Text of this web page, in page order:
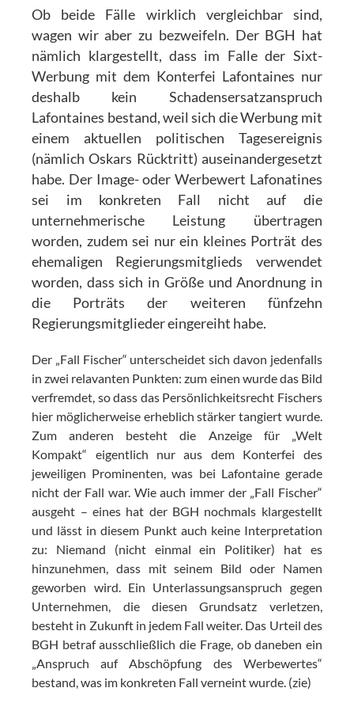
Ob beide Fälle wirklich vergleichbar sind,
wagen wir aber zu bezweifeln. Der BGH hat
nämlich klargestellt, dass im Falle der Sixt-
Werbung mit dem Konterfei Lafontaines nur
deshalb kein Schadensersatzanspruch
Lafontaines bestand, weil sich die Werbung mit
einem aktuellen politischen Tagesereignis
(nämlich Oskars Rücktritt) auseinandergesetzt
habe. Der Image- oder Werbewert Lafonatines
sei im konkreten Fall nicht auf die
unternehmerische Leistung übertragen
worden, zudem sei nur ein kleines Porträt des
ehemaligen Regierungsmitglieds verwendet
worden, dass sich in Größe und Anordnung in
die Porträts der weiteren fünfzehn
Regierungsmitglieder eingereiht habe.
Der „Fall Fischer“ unterscheidet sich davon jedenfalls
in zwei relavanten Punkten: zum einen wurde das Bild
verfremdet, so dass das Persönlichkeitsrecht Fischers
hier möglicherweise erheblich stärker tangiert wurde.
Zum anderen besteht die Anzeige für „Welt
Kompakt“ eigentlich nur aus dem Konterfei des
jeweiligen Prominenten, was bei Lafontaine gerade
nicht der Fall war. Wie auch immer der „Fall Fischer“
ausgeht – eines hat der BGH nochmals klargestellt
und lässt in diesem Punkt auch keine Interpretation
zu: Niemand (nicht einmal ein Politiker) hat es
hinzunehmen, dass mit seinem Bild oder Namen
geworben wird. Ein Unterlassungsanspruch gegen
Unternehmen, die diesen Grundsatz verletzen,
besteht in Zukunft in jedem Fall weiter. Das Urteil des
BGH betraf ausschließlich die Frage, ob daneben ein
„Anspruch auf Abschöpfung des Werbewertes“
bestand, was im konkreten Fall verneint wurde. (zie)